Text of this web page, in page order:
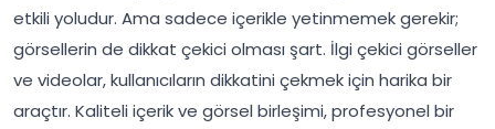
etkili yoludur. Ama sadece içerikle yetinmemek gerekir;
görsellerin de dikkat çekici olması şart. İlgi çekici görseller
ve videolar, kullanıcıların dikkatini çekmek için harika bir
araçtır. Kaliteli içerik ve görsel birleşimi, profesyonel bir